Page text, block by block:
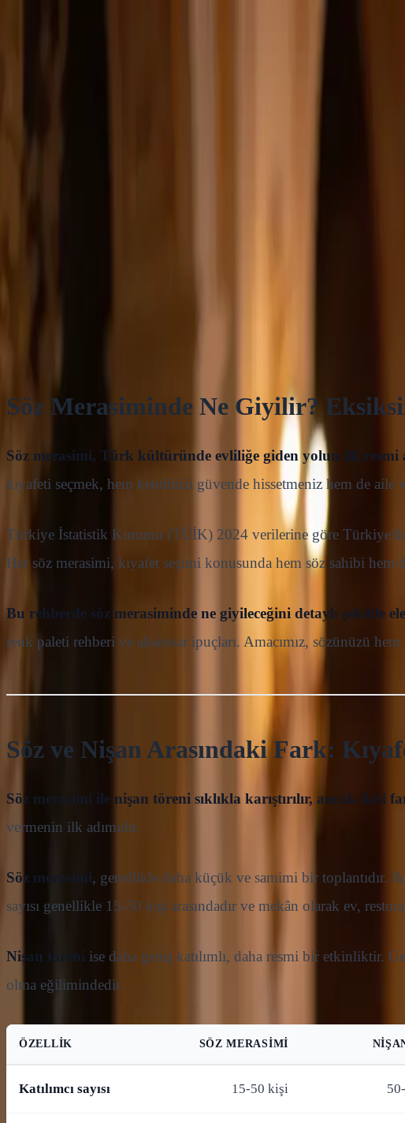
Söz Merasiminde Ne Giyilir?
Söz merasimi, Türk kültüründe evliliğe giden yolun ilk resmi
kıyafeti seçmek, hem kendinizi güvende hissetmeniz hem de aile
Türkiye İstatistik Kurumu (TÜİK) 2024 verilerine göre
Her söz merasimi, kıyafet seçimi konusunda hem söz sahibi hem
Bu rehberde söz merasiminde ne giyileceğini detaylı şekilde
renk paleti rehberi ve aksesuar ipuçları. Amacımız, sözünüzü
Söz ve Nişan Arasındaki Fark:
Söz merasimi ile nişan töreni sıklıkla karıştırılır, ancak
vermenin ilk adımıdır.
Söz merasimi, genellikle daha küçük ve samimi bir toplantıdır. İki
sayısı genellikle 15-50 kişi arasındadır ve mekân olarak ev,
Nişan töreni ise daha geniş katılımlı, daha resmi bir etkinliktir.
olma eğilimindedir.
ÖZELLIK SÖZ MERASIMI
Katılımcı sayısı 15-50 kişi